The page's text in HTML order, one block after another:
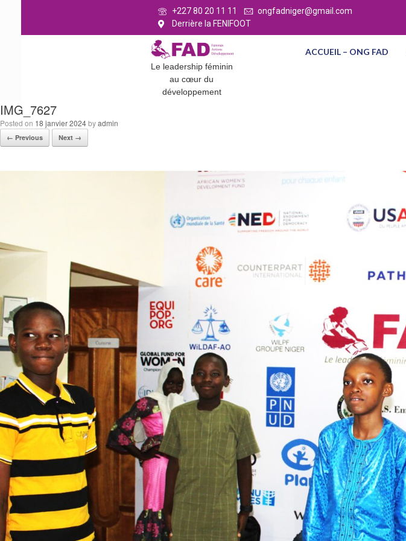
+227 80 20 11 11
ongfadniger@gmail.com
Derrière la FENIFOOT
Le leadership féminin
au cœur du
développement
ACCUEIL – ONG FAD
IMG_7627
Posted on 18 janvier 2024byadmin
← Previous Next →